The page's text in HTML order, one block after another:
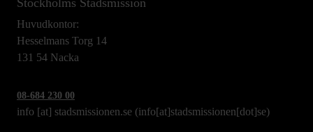
Huvudkontor:
Hesselmans Torg 14
131 54 Nacka
08-684 230 00
info [at] stadsmissionen.se (info[at]stadsmissionen[dot]se)